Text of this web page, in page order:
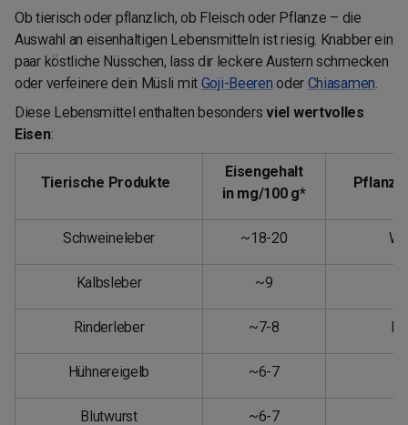
Ob tierisch oder pflanzlich, ob Fleisch oder Pflanze – die
Auswahl an eisenhaltigen Lebensmitteln ist riesig. Knabber ein
paar köstliche Nüsschen, lass dir leckere Austern schmecken
oder verfeinere dein Müsli mit Goji-Beeren oder Chiasamen.
Diese Lebensmittel enthalten besondersviel wertvolles
Eisen:
Tierische Produkte
Eisengehalt
in mg/100 g*
Schweineleber ~18-20
Kalbsleber ~9
Rinderleber ~7-8
Hühnereigelb ~6-7
Blutwurst ~6-7